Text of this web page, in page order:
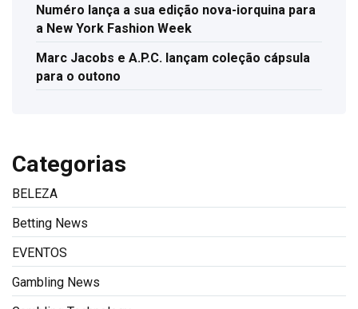
Numéro lança a sua edição nova-iorquina para
a New York Fashion Week
Marc Jacobs e A.P.C. lançam coleção cápsula
para o outono
Categorias
BELEZA
Betting News
EVENTOS
Gambling News